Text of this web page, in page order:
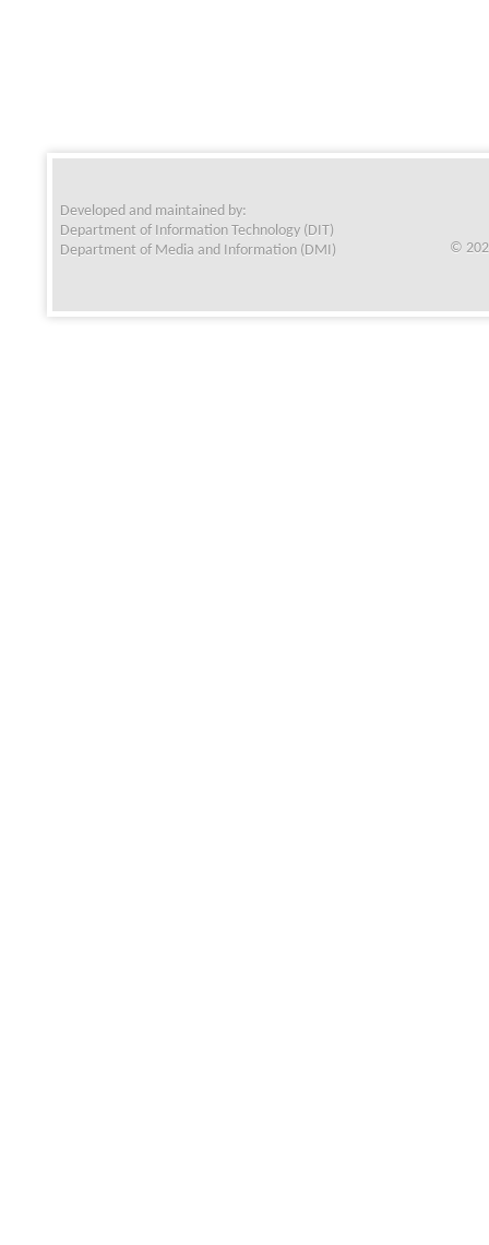
Developed and maintained by:
Department of Information Technology (DIT)
Department of Media and Information (DMI)
©